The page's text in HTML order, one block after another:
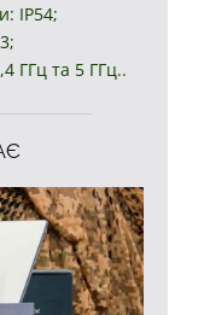
IP54;
ГГц та 5 ГГц..